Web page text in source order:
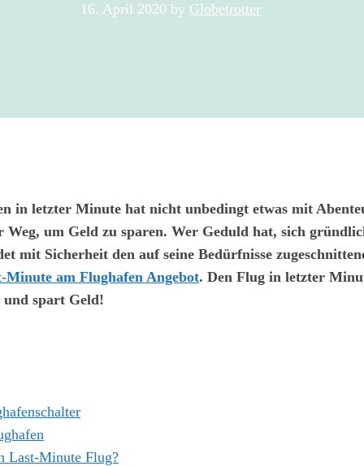
16. April 2020 by Globetrotter
in letzter Minute hat nicht unbedingt etwas mit
Weg, um Geld zu sparen. Wer Geduld hat, sich
mit Sicherheit den auf seine Bedürfnisse
Minute am Flughafen Angebot. Den Flug in letzter
und spart Geld!
Last-Minute Flug?